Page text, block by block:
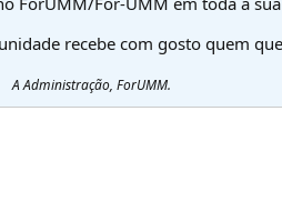
recebe com gosto quem
A Administração, ForUMM.